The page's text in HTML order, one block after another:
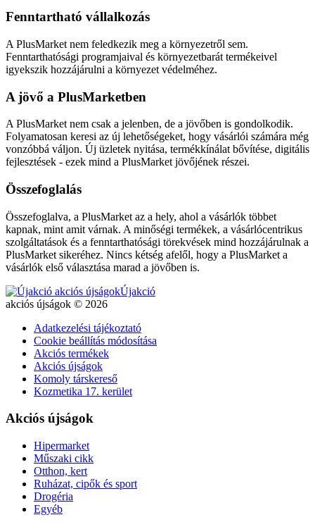
Fenntartható vállalkozás
A PlusMarket nem feledkezik meg a környezetről sem.
Fenntarthatósági programjaival és környezetbarát termékeivel
igyekszik hozzájárulni a környezet védelméhez.
A jövő a PlusMarketben
A PlusMarket nem csak a jelenben, de a jövőben is gondolkodik.
Folyamatosan keresi az új lehetőségeket, hogy vásárlói számára még
vonzóbbá váljon. Új üzletek nyitása, termékkínálat bővítése, digitális
fejlesztések - ezek mind a PlusMarket jövőjének részei.
Összefoglalás
Összefoglalva, a PlusMarket az a hely, ahol a vásárlók többet
kapnak, mint amit várnak. A minőségi termékek, a vásárlócentrikus
szolgáltatások és a fenntarthatósági törekvések mind hozzájárulnak a
PlusMarket sikeréhez. Nincs kétség afelől, hogy a PlusMarket a
vásárlók első választása marad a jövőben is.
Újakció
akciós újságok © 2026
Adatkezelési tájékoztató
Cookie beállítás módosítása
Akciós termékek
Akciós újságok
Komoly társkereső
Kozmetika 17. kerület
Akciós újságok
Hipermarket
Műszaki cikk
Otthon, kert
Ruházat, cipők és sport
Drogéria
Egyéb